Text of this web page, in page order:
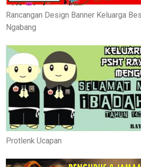
Rancangan Design Banner Keluarga
Ngabang
Protlenk Ucapan